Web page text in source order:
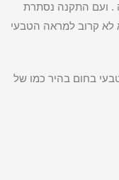
. ועם התקנה נסתרת
לא קרוב למראה הטבעי
בחום בהיר כמו של